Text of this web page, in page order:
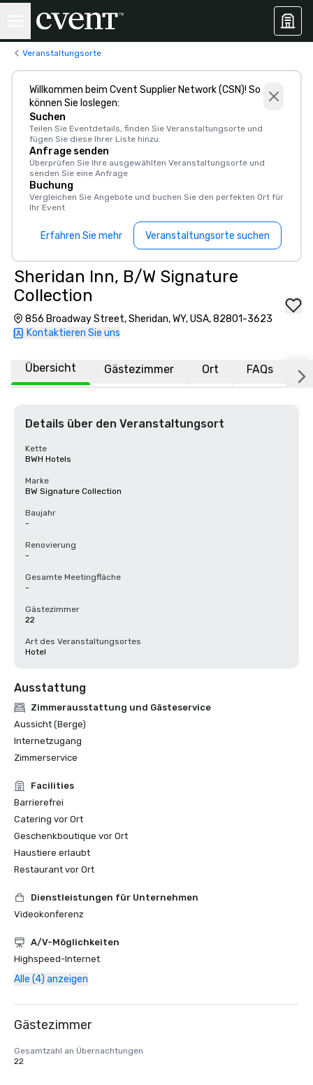
Veranstaltungsorte
Willkommen beim Cvent Supplier Network (CSN)! So
können Sie loslegen:
Suchen
Teilen Sie Eventdetails, finden Sie Veranstaltungsorte und
fügen Sie diese Ihrer Liste hinzu.
Anfrage senden
Überprüfen Sie Ihre ausgewählten Veranstaltungsorte und
senden Sie eine Anfrage
Buchung
Vergleichen Sie Angebote und buchen Sie den perfekten Ort für
Ihr Event
Erfahren Sie mehr Veranstaltungsorte suchen
Sheridan Inn, B/W Signature
Collection
856 Broadway Street, Sheridan, WY, USA, 82801-3623
Kontaktieren Sie uns
Übersicht Gästezimmer Ort FAQs
Details über den Veranstaltungsort
Kette
BWH Hotels
Marke
BW Signature Collection
Baujahr
-
Renovierung
-
Gesamte Meetingfläche
-
Gästezimmer
22
Art des Veranstaltungsortes
Hotel
Ausstattung
Zimmerausstattung und Gästeservice
Aussicht (Berge)
Internetzugang
Zimmerservice
Facilities
Barrierefrei
Catering vor Ort
Geschenkboutique vor Ort
Haustiere erlaubt
Restaurant vor Ort
Dienstleistungen für Unternehmen
Videokonferenz
A/V-Möglichkeiten
Highspeed-Internet
Alle (4) anzeigen
Gästezimmer
Gesamtzahl an Übernachtungen
22